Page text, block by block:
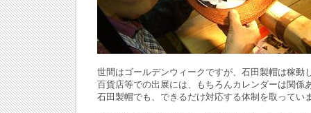
世間はゴールデンウィークですが、石田製帽は稼動
百貨店等での出展には、もちろんカレンダーは関係
石田製帽でも、できるだけ対応する体制を取ってい